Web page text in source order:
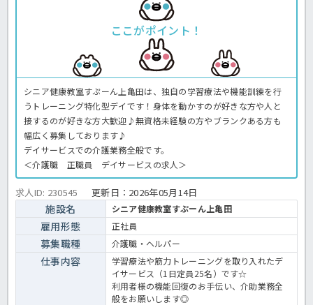
ここがポイント！
シニア健康教室すぷーん上亀田は、独自の学習療法や機能訓練を行
うトレーニング特化型デイです！身体を動かすのが好きな方や人と
接するのが好きな方大歓迎♪無資格未経験の方やブランクある方も
幅広く募集しております♪
デイサービスでの介護業務全般です。
＜介護職 正職員 デイサービスの求人＞
求人ID: 230545 更新日： 2026年05月14日
施設名 シニア健康教室すぷーん上亀田
雇用形態 正社員
募集職種 介護職・ヘルパー
仕事内容
学習療法や筋力トレーニングを取り入れたデ
イサービス（1日定員25名）です☆
利用者様の機能回復のお手伝い、介助業務全
般をお願いします◎